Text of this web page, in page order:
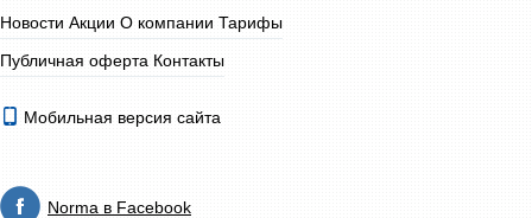
Новости Акции О компании Тарифы
Публичная оферта Контакты
Мобильная версия сайта
Norma в Facebook